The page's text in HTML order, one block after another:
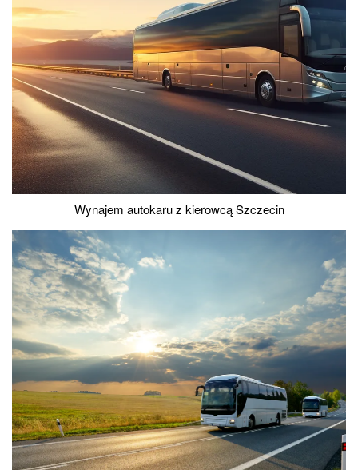
Wynajem autokaru z kierowcą Szczecin